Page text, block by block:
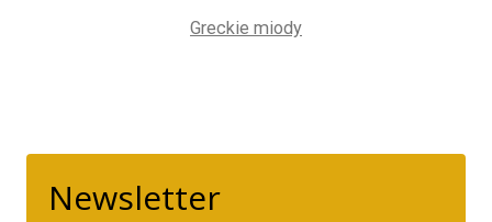
Greckie miody
Newsletter